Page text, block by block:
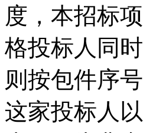
度，本招标
格投标人同
则按包件序
这家投标人